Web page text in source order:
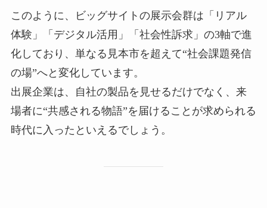
このように、ビッグサイトの展示会群は「リアル
体験」「デジタル活用」「社会性訴求」の3軸で進
化しており、単なる見本市を超えて“社会課題発信
の場”へと変化しています。
出展企業は、自社の製品を見せるだけでなく、来
場者に“共感される物語”を届けることが求められる
時代に入ったといえるでしょう。